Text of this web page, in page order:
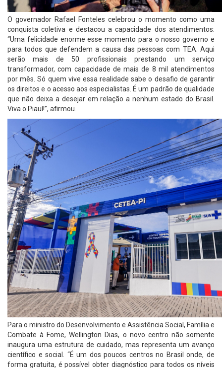
O governador Rafael Fonteles celebrou o momento como uma
conquista coletiva e destacou a capacidade dos atendimentos:
“Uma felicidade enorme esse momento para o nosso governo e
para todos que defendem a causa das pessoas com TEA. Aqui
serão mais de 50 profissionais prestando um serviço
transformador, com capacidade de mais de 8 mil atendimentos
por mês. Só quem vive essa realidade sabe o desafio de garantir
os direitos e o acesso aos especialistas. É um padrão de qualidade
que não deixa a desejar em relação a nenhum estado do Brasil.
Viva o Piauí!”, afirmou.
Para o ministro do Desenvolvimento e Assistência Social, Família e
Combate à Fome, Wellington Dias, o novo centro não somente
inaugura uma estrutura de cuidado, mas representa um avanço
científico e social. “É um dos poucos centros no Brasil onde, de
forma gratuita, é possível obter diagnóstico para todos os níveis